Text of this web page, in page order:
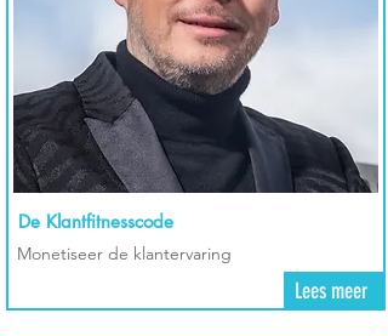
De Klantfitnesscode
Monetiseer de klantervaring
Lees meer